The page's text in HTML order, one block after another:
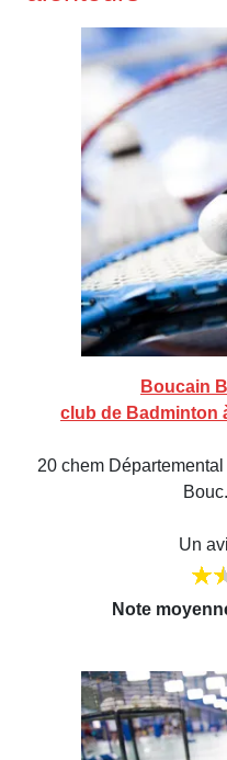
Boucain
club de Badminton
20 chem
Un
Note